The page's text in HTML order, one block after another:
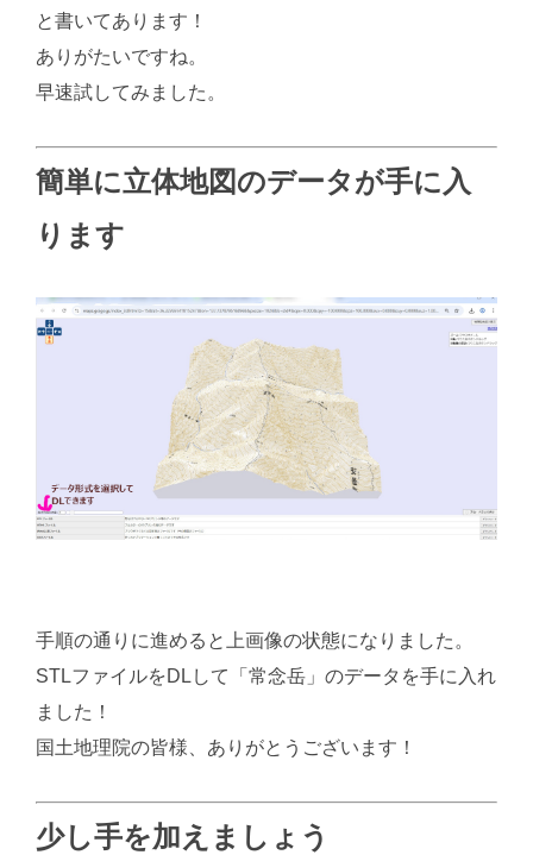
と書いてあります！
ありがたいですね。
早速試してみました。
簡単に立体地図のデータが手に入
ります
手順の通りに進めると上画像の状態になりました。
STLファイルをDLして「常念岳」のデータを手に入れ
ました！
国土地理院の皆様、ありがとうございます！
少し手を加えましょう